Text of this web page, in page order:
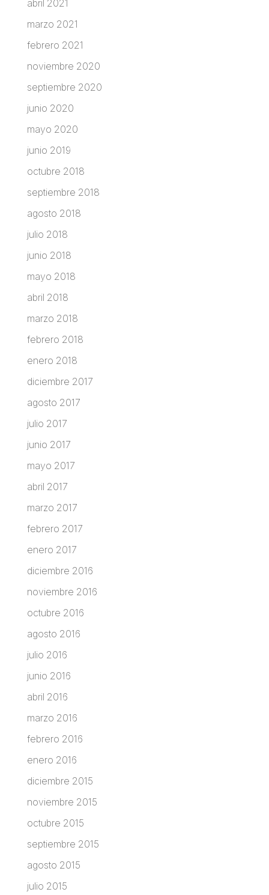
abril 2021
marzo 2021
febrero 2021
noviembre 2020
septiembre 2020
junio 2020
mayo 2020
junio 2019
octubre 2018
septiembre 2018
agosto 2018
julio 2018
junio 2018
mayo 2018
abril 2018
marzo 2018
febrero 2018
enero 2018
diciembre 2017
agosto 2017
julio 2017
junio 2017
mayo 2017
abril 2017
marzo 2017
febrero 2017
enero 2017
diciembre 2016
noviembre 2016
octubre 2016
agosto 2016
julio 2016
junio 2016
abril 2016
marzo 2016
febrero 2016
enero 2016
diciembre 2015
noviembre 2015
octubre 2015
septiembre 2015
agosto 2015
julio 2015